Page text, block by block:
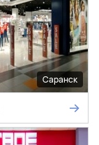
Саранск